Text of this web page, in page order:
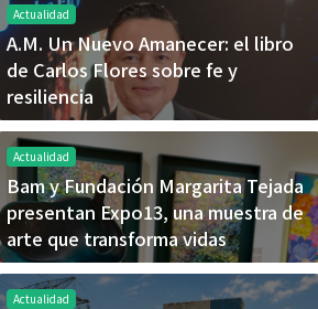
Actualidad
A.M. Un Nuevo Amanecer: el libro
de Carlos Flores sobre fe y
resiliencia
Actualidad
Bam y Fundación Margarita Tejada
presentan Expo13, una muestra de
arte que transforma vidas
Actualidad